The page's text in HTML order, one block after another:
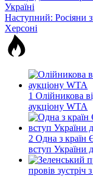
записів
Україні
Наступний: Росіяни
Херсоні
1 Олійникова
аукціону WTA
2 Одна з країн
вступ України
провів зустріч